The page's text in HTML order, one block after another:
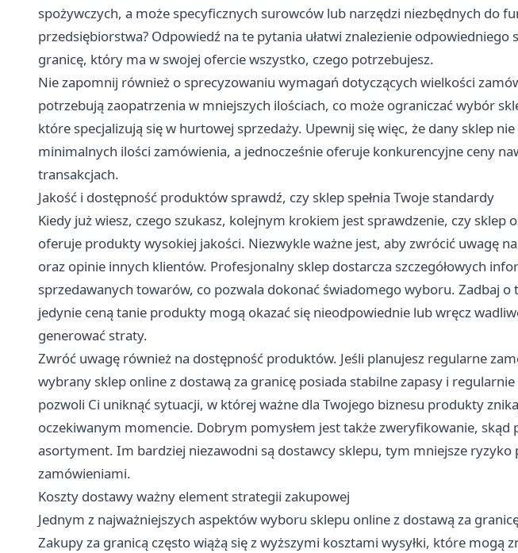
spożywczych, a może specyficznych surowców lub narzędzi niezbędnych do
przedsiębiorstwa? Odpowiedź na te pytania ułatwi znalezienie odpowiedniego
granicę, który ma w swojej ofercie wszystko, czego potrzebujesz.
Nie zapomnij również o sprecyzowaniu wymagań dotyczących wielkości
potrzebują zaopatrzenia w mniejszych ilościach, co może ograniczać wybór
które specjalizują się w hurtowej sprzedaży. Upewnij się więc, że dany sklep
minimalnych ilości zamówienia, a jednocześnie oferuje konkurencyjne ceny
transakcjach.
Jakość i dostępność produktów sprawdź, czy sklep spełnia Twoje standardy
Kiedy już wiesz, czego szukasz, kolejnym krokiem jest sprawdzenie, czy sklep
oferuje produkty wysokiej jakości. Niezwykle ważne jest, aby zwrócić uwagę
oraz opinie innych klientów. Profesjonalny sklep dostarcza szczegółowych
sprzedawanych towarów, co pozwala dokonać świadomego wyboru. Zadbaj o
jedynie ceną tanie produkty mogą okazać się nieodpowiednie lub wręcz
generować straty.
Zwróć uwagę również na dostępność produktów. Jeśli planujesz regularne
wybrany sklep online z dostawą za granicę posiada stabilne zapasy i
pozwoli Ci uniknąć sytuacji, w której ważne dla Twojego biznesu produkty
oczekiwanym momencie. Dobrym pomysłem jest także zweryfikowanie, skąd
asortyment. Im bardziej niezawodni są dostawcy sklepu, tym mniejsze ryzyko
zamówieniami.
Koszty dostawy ważny element strategii zakupowej
Jednym z najważniejszych aspektów wyboru sklepu online z dostawą za
Zakupy za granicą często wiążą się z wyższymi kosztami wysyłki, które mogą